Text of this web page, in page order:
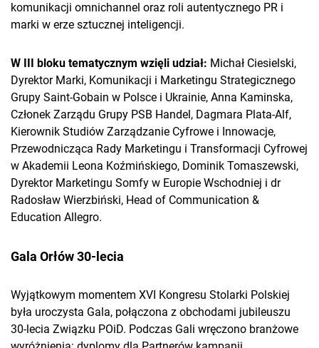
komunikacji omnichannel oraz roli autentycznego PR i
marki w erze sztucznej inteligencji.
W III bloku tematycznym wzięli udział: Michał Ciesielski,
Dyrektor Marki, Komunikacji i Marketingu Strategicznego
Grupy Saint-Gobain w Polsce i Ukrainie, Anna Kaminska,
Członek Zarządu Grupy PSB Handel, Dagmara Plata-Alf,
Kierownik Studiów Zarządzanie Cyfrowe i Innowacje,
Przewodnicząca Rady Marketingu i Transformacji Cyfrowej
w Akademii Leona Koźmińskiego, Dominik Tomaszewski,
Dyrektor Marketingu Somfy w Europie Wschodniej i dr
Radosław Wierzbiński, Head of Communication &
Education Allegro.
Gala Orłów 30-lecia
Wyjątkowym momentem XVI Kongresu Stolarki Polskiej
była uroczysta Gala, połączona z obchodami jubileuszu
30-lecia Związku POiD. Podczas Gali wręczono branżowe